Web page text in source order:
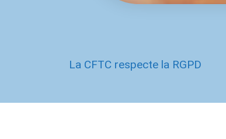
La CFTC respecte la RGPD